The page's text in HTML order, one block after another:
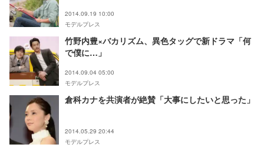
2014.09.19 10:00
モデルプレス
竹野内豊×バカリズム、異色タッグで新ドラマ「何
で僕に…」
2014.09.04 05:00
モデルプレス
倉科カナを共演者が絶賛「大事にしたいと思った」
2014.05.29 20:44
モデルプレス